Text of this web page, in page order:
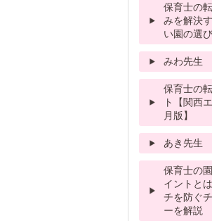
保育士の
みを解決
い園の選
みわ先生
保育士の
ト【関西
月版】
あき先生
保育士の
イントと
チを防ぐ
ーを解説